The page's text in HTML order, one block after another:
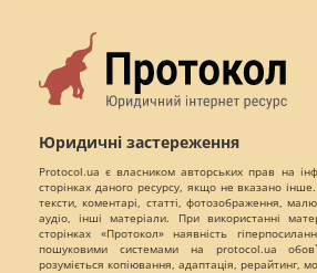
Юридичні застереження
Protocol.ua є власником авторських прав на
сторінках даного ресурсу, якщо не вказано
тексти, коментарі, статті, фотозображення,
аудіо, інші матеріали. При використанні
сторінках «Протокол» наявність
пошуковими системами на protocol.ua
розуміється копіювання, адаптація, рерайтинг,